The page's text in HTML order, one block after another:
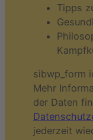
Tipps
sibwp_form
Mehr
der Daten
jederzeit